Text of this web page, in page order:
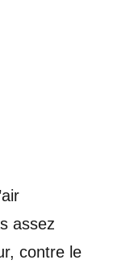
assez
contre le